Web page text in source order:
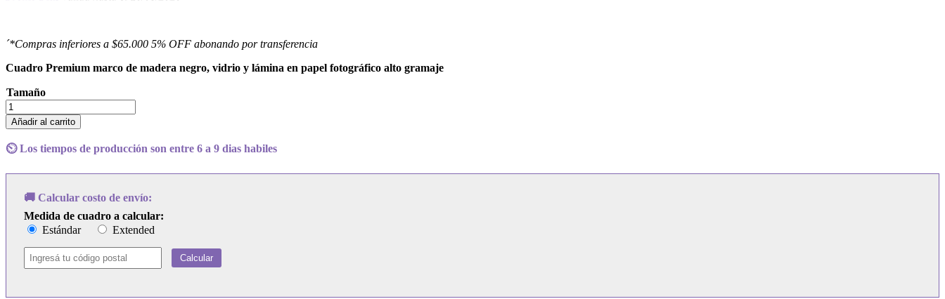
´*Compras inferiores a $65.000 5% OFF abonando por transferencia
Cuadro Premium marco de madera negro, vidrio y lámina en papel fotográfico alto gramaje
Tamaño
Cuadro
Ja
Rule
-
R.U.L.E.
Añadir al carrito
⏲️ Los tiempos de producción son entre 6 a 9 dias habiles
🚚 Calcular costo de envío:
Medida de cuadro a calcular:
Estándar
Extended
Calcular